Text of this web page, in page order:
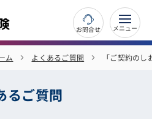
お問合せ
ム よくあるご質問 「ご契約の
るご質問